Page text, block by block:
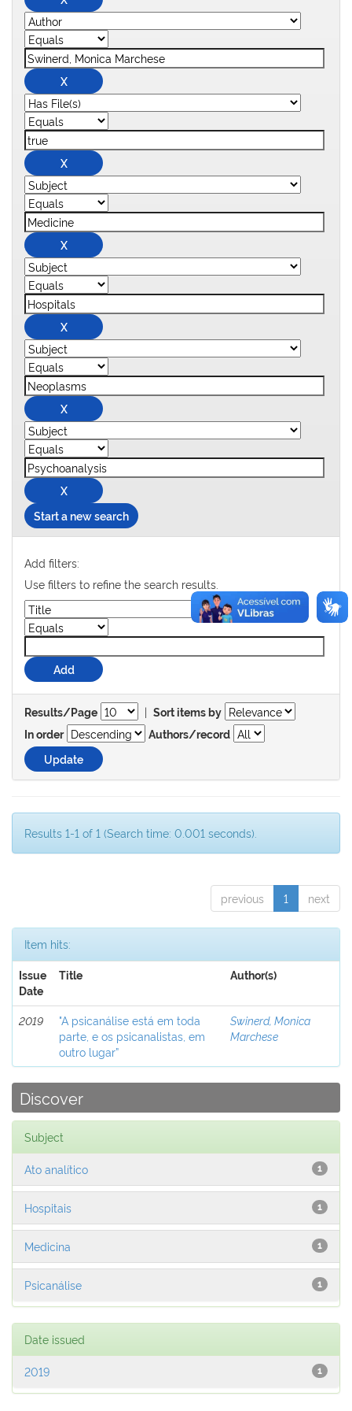
Start a new search
Add filters:
Use filters to refine the search results.
Results/Page | Sort items by
In order
Authors/record
Results 1-1 of 1 (Search time: 0.001 seconds).
previous 1 next
Item hits:
Issue
Date
Title Author(s)
2019
"A psicanálise está em toda
parte, e os psicanalistas, em
outro lugar”
Swinerd, Monica
Marchese
Discover
Subject
1
Ato analítico
1
Hospitais
1
Medicina
1
Psicanálise
Date issued
1
2019